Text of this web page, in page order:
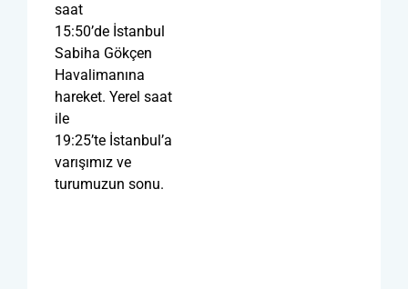
saat
15:50’de İstanbul
Sabiha Gökçen
Havalimanına
hareket. Yerel saat
ile
19:25’te İstanbul’a
varışımız ve
turumuzun sonu.